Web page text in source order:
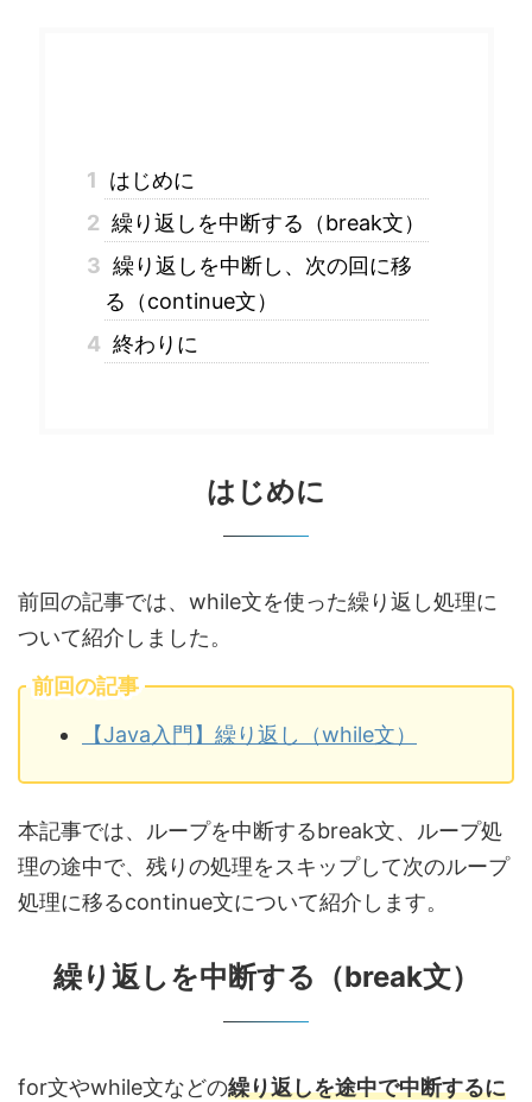
1
はじめに
2 繰り返しを中断する（break文）
3 繰り返しを中断し、次の回に移
る（continue文）
4 終わりに
はじめに
前回の記事では、while文を使った繰り返し処理に
ついて紹介しました。
前回の記事
【Java入門】繰り返し（while文）
本記事では、ループを中断するbreak文、ループ処
理の途中で、残りの処理をスキップして次のループ
処理に移るcontinue文について紹介します。
繰り返しを中断する（break文）
for文やwhile文などの繰り返しを途中で中断するに